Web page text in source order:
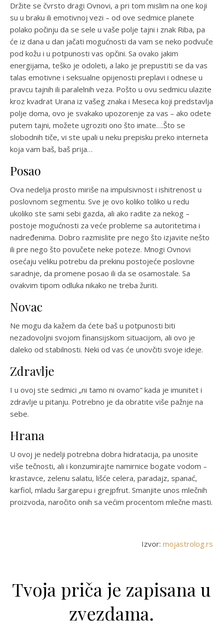
Držite se čvrsto dragi Ovnovi, a pri tom mislim na one koji
su u braku ili emotivnoj vezi – od ove sedmice planete
polako počinju da se sele u vaše polje tajni i znak Riba, pa
će iz dana u dan jačati mogućnosti da vam se neko podvuče
pod kožu i u potpunosti vas opčini. Sa ovako jakim
energijama, teško je odoleti, a lako je prepustiti se da vas
talas emotivne i seksualne opijenosti preplavi i odnese u
pravcu tajnih ili paralelnih veza. Pošto u ovu sedmicu ulazite
kroz kvadrat Urana iz vašeg znaka i Meseca koji predstavlja
polje doma, ovo je svakako upozorenje za vas – ako odete
putem tajni, možete ugroziti ono što imate….Što se
slobodnih tiče, vi ste upali u neku prepisku preko interneta
koja vam baš, baš prija…
Posao
Ova nedelja prosto miriše na impulsivnost i ishitrenost u
poslovnom segmentu. Sve je ovo koliko toliko u redu
ukoliko ste sami sebi gazda, ali ako radite za nekog –
postoje mogućnosti za veće probleme sa autoritetima i
nadređenima. Dobro razmislite pre nego što izjavite nešto
ili pre nego što povučete neke poteze. Mnogi Ovnovi
osećaju veliku potrebu da prekinu postojeće poslovne
saradnje, da promene posao ili da se osamostale. Sa
ovakvim tipom odluka nikako ne treba žuriti.
Novac
Ne mogu da kažem da ćete baš u potpunosti biti
nezadovoljni svojom finansijskom situacijom, ali ovo je
daleko od stabilnosti. Neki od vas će unovčiti svoje ideje.
Zdravlje
I u ovoj ste sedmici „ni tamo ni ovamo“ kada je imunitet i
zdravlje u pitanju. Potrebno je da obratite više pažnje na
sebe.
Hrana
U ovoj je nedelji potrebna dobra hidratacija, pa unosite
više tečnosti, ali i konzumirajte namirnice bogate vodom –
krastavce, zelenu salatu, lišće celera, paradajz, spanać,
karfiol, mladu šargarepu i grejpfrut. Smanjite unos mlečnih
proizvoda, naročito onih sa većim procentom mlečne masti.
Izvor: mojastrolog.rs
Tvoja priča je zapisana u
zvezdama.